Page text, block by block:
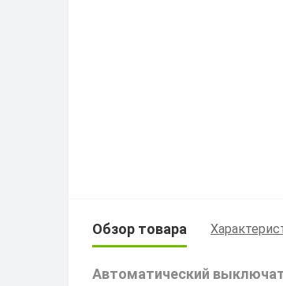
Обзор товара
Автоматический